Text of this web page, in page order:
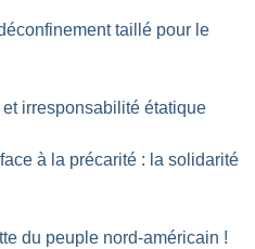
taillé pour le
irresponsabilité étatique
à la précarité : la solidarité
du peuple nord-américain !